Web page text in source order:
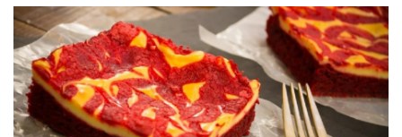
Huevos Mariscos Mermeladas Muffins
Panes Para Niños Pastas Pasteles
Pescados Pizzas Platos Fue… Pollo